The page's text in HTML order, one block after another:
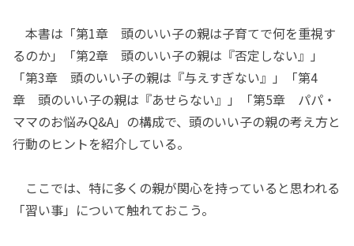
本書は「第1章 頭のいい子の親は子育てで何を重視す
るのか」「第2章 頭のいい子の親は『否定しない』」
「第3章 頭のいい子の親は『与えすぎない』」「第4
章 頭のいい子の親は『あせらない』」「第5章 パパ・
ママのお悩みQ&A」の構成で、頭のいい子の親の考え方と
行動のヒントを紹介している。
ここでは、特に多くの親が関心を持っていると思われる
「習い事」について触れておこう。